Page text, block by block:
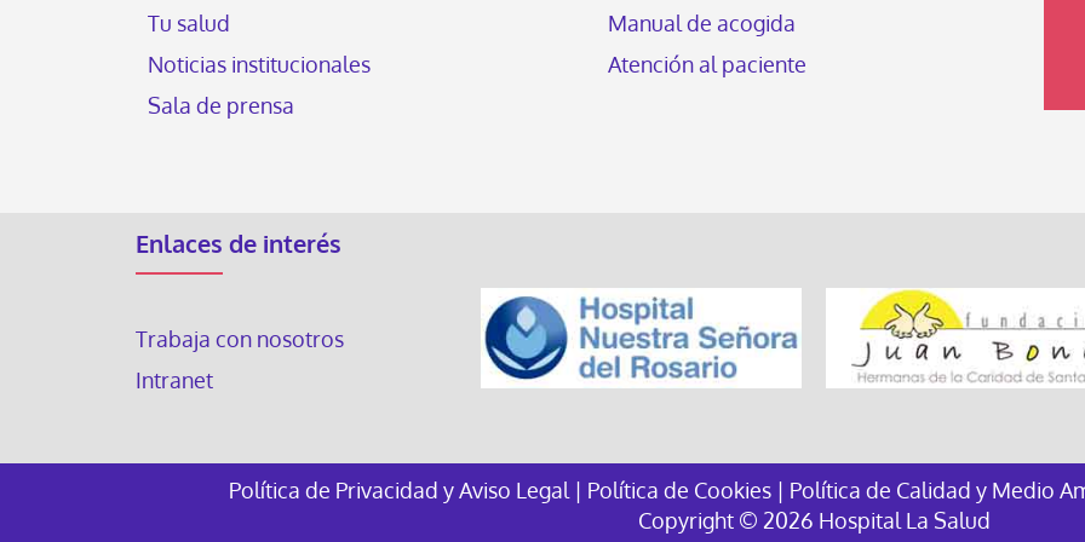
Tu salud
Noticias institucionales
Sala de prensa
Manual de acogida
Atención al paciente
Enlaces de interés
Trabaja con nosotros
Intranet
Política de Privacidad y Aviso Legal | Política de Cookies| Política de Calidad y Medio
Copyright © 2026 Hospital La Salud